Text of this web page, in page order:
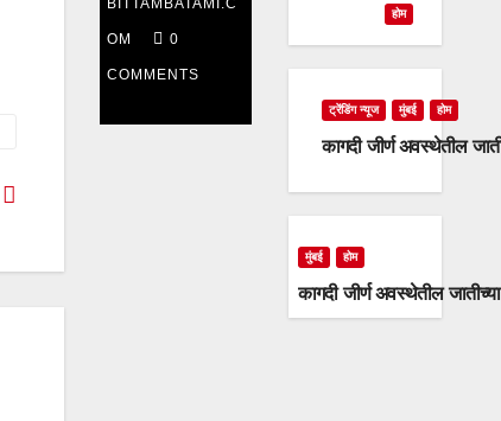
दिवशीही
राष्ट्रवादी
काँग्रेस
BITTAMBATAMI.C
OM 0
COMMENTS
होम
ट्रेंडिंग न्यूज मुंबई होम
कागदी जीर्ण अवस्थेतील
मुंबई होम
कागदी जीर्ण अवस्थेतील